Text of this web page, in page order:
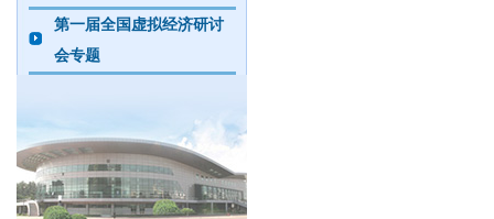
第一届全国虚拟经济研讨
会专题